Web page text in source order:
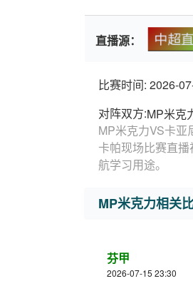
直播源： 中超
比赛时间: 2026-
对阵双方:MP米克
MP米克力VS卡亚
卡帕现场比赛直
航学习用途。
MP米克力相关
芬甲
2026-07-15 23:30